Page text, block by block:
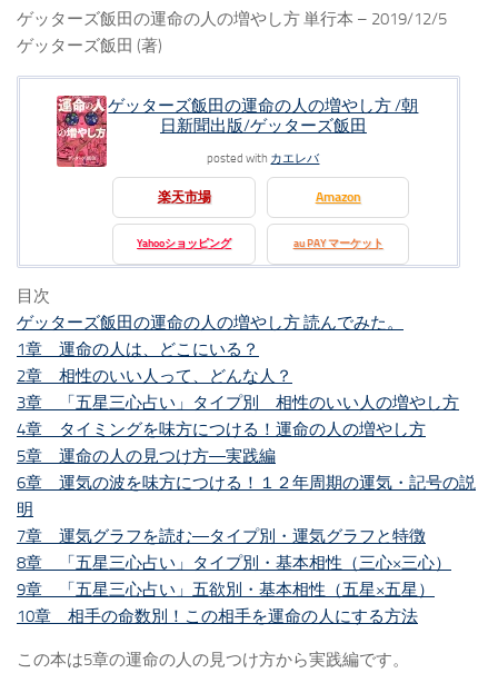
ゲッターズ飯田の運命の人の増やし方 単行本 – 2019/12/5
ゲッターズ飯田 (著)
ゲッターズ飯田の運命の人の増やし方 /朝
日新聞出版/ゲッターズ飯田
posted with カエレバ
楽天市場 Amazon
Yahooショッピング au PAY マーケット
目次
ゲッターズ飯田の運命の人の増やし方 読んでみた。
1章 運命の人は、どこにいる？
2章 相性のいい人って、どんな人？
3章 「五星三心占い」タイプ別 相性のいい人の増やし方
4章 タイミングを味方につける！運命の人の増やし方
5章 運命の人の見つけ方―実践編
6章 運気の波を味方につける！１２年周期の運気・記号の説
明
7章 運気グラフを読む―タイプ別・運気グラフと特徴
8章 「五星三心占い」タイプ別・基本相性（三心×三心）
9章 「五星三心占い」五欲別・基本相性（五星×五星）
10章 相手の命数別！この相手を運命の人にする方法
この本は5章の運命の人の見つけ方から実践編です。